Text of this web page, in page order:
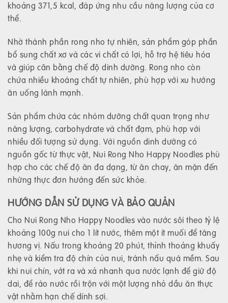
khoảng 371,5 kcal, đáp ứng nhu cầu năng lượng của cơ
thể.
Nhờ thành phần rong nho tự nhiên, sản phẩm góp phần
bổ sung chất xơ và các vi chất có lợi, hỗ trợ hệ tiêu hóa
và giúp cân bằng chế độ dinh dưỡng. Rong nho còn
chứa nhiều khoáng chất tự nhiên, phù hợp với xu hướng
ăn uống lành mạnh.
Sản phẩm chứa các nhóm dưỡng chất quan trọng như
năng lượng, carbohydrate và chất đạm, phù hợp với
nhiều đối tượng sử dụng. Với nguồn dinh dưỡng có
nguồn gốc từ thực vật, Nui Rong Nho Happy Noodles phù
hợp cho các chế độ ăn đa dạng, từ ăn chay, ăn mặn đến
những thực đơn hướng đến sức khỏe.
HƯỚNG DẪN SỬ DỤNG VÀ BẢO QUẢN
Cho Nui Rong Nho Happy Noodles vào nước sôi theo tỷ lệ
khoảng 100g nui cho 1 lít nước, thêm một ít muối để tăng
hương vị. Nấu trong khoảng 20 phút, thỉnh thoảng khuấy
nhẹ và kiểm tra độ chín của nui, tránh nấu quá mềm. Sau
khi nui chín, vớt ra và xả nhanh qua nước lạnh để giữ độ
dai, để ráo nước rồi trộn với một lượng nhỏ dầu ăn thực
vật nhằm hạn chế dính sợi.